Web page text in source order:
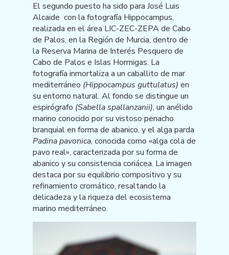
El segundo puesto ha sido para José Luis
Alcaide con la fotografía Hippocampus,
realizada en el área LIC-ZEC-ZEPA de Cabo
de Palos, en la Región de Murcia, dentro de
la Reserva Marina de Interés Pesquero de
Cabo de Palos e Islas Hormigas. La
fotografía inmortaliza a un caballito de mar
mediterráneo (Hippocampus guttulatus) en
su entorno natural. Al fondo se distingue un
espirógrafo (Sabella spallanzanii), un anélido
marino conocido por su vistoso penacho
branquial en forma de abanico, y el alga parda
Padina pavonica, conocida como «alga cola de
pavo real», caracterizada por su forma de
abanico y su consistencia coriácea. La imagen
destaca por su equilibrio compositivo y su
refinamiento cromático, resaltando la
delicadeza y la riqueza del ecosistema
marino mediterráneo.